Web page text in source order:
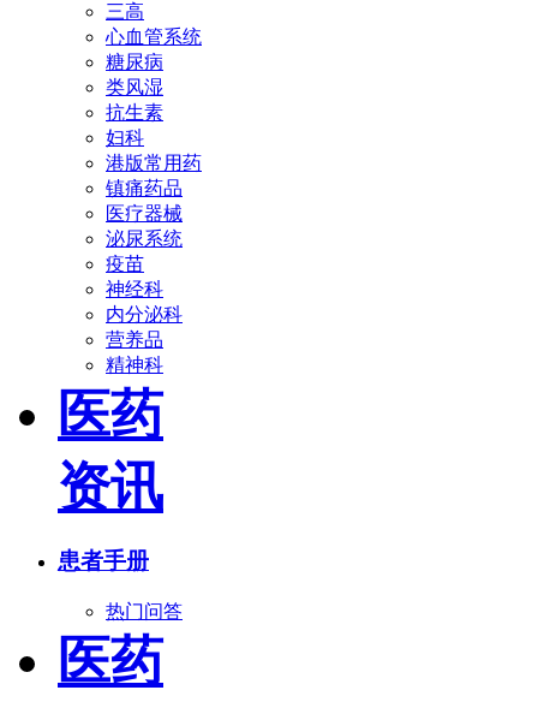
三高
心血管系统
糖尿病
类风湿
抗生素
妇科
港版常用药
镇痛药品
医疗器械
泌尿系统
疫苗
神经科
内分泌科
营养品
精神科
医药
资讯
患者手册
热门问答
医药